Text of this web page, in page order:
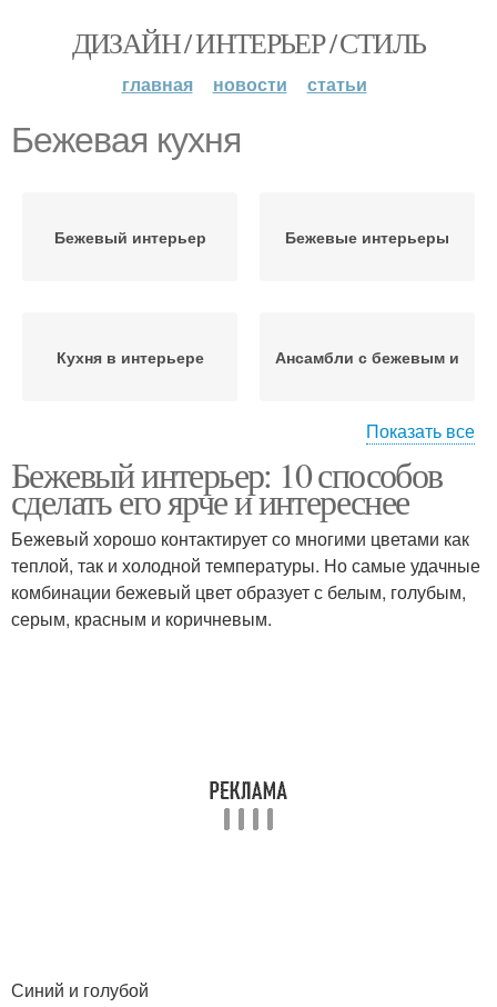
ДИЗАЙН / ИНТЕРЬЕР / СТИЛЬ
главная новости статьи
Бежевая кухня
Бежевый интерьер Бежевые интерьеры
Кухня в интерьере Ансамбли с бежевым и
Кухня в бежевых тонах
Фартук для бежевой
кухни
Кухня в шоколадно-
бежевых тонах
Цветы на кухне
Показать все
Бежевый интерьер: 10 способов
сделать его ярче и интереснее
Бежевый хорошо контактирует со многими цветами как
теплой, так и холодной температуры. Но самые удачные
комбинации бежевый цвет образует с белым, голубым,
серым, красным и коричневым.
Синий и голубой